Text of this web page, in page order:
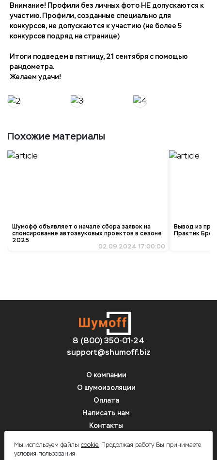
Внимание! Профили без личных фото НЕ допускаются к
участию. Профили, созданные специально для
конкурсов, не допускаются к участию (не более 5
конкурсов подряд на странице)
Итоги подведем в пятницу, 21 сентября с помощью
рандометра.
Желаем удачи!
Похожие материалы
Шумофф объявляет о начале сбора заявок на
спонсирование автозвуковых проектов в сезоне
2025
02.09.2024 17:00:00
Вывод из
Практик
8 (800) 350-01-24
support@shumoff.biz
О компании
О шумоизоляции
Оплата
Написать нам
Контакты
Мы используем файлы cookie.Продолжая работу Вы принимаете
условия пользования